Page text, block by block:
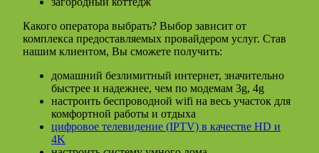
Какого оператора выбрать? Выбор зависит от
комплекса предоставляемых провайдером услуг. Став
нашим клиентом, Вы сможете получить:
домашний безлимитный интернет, значительно
быстрее и надежнее, чем по модемам 3g, 4g
настроить беспроводной wifi на весь участок для
комфортной работы и отдыха
цифровое телевидение (IPTV) в качестве HD и
4K